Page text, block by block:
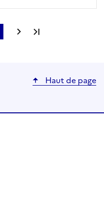
précédentePage suivante
Haut de page